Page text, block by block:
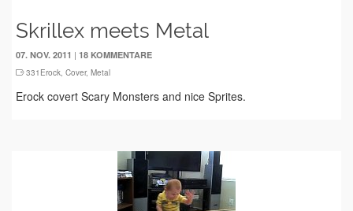
Skrillex meets Metal
07. NOV. 2011 | 18 KOMMENTARE
331Erock, Cover, Metal
Erock covert Scary Monsters and nice Sprites.